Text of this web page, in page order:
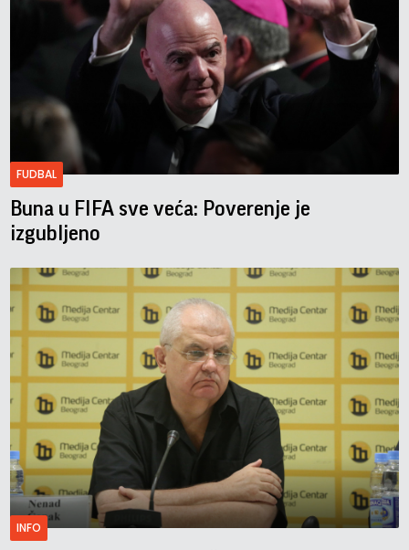
FUDBAL
Buna u FIFA sve veća: Poverenje je
izgubljeno
INFO